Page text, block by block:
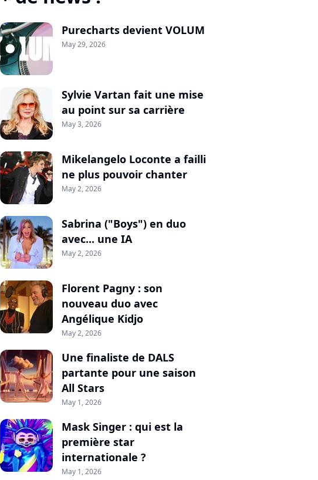
Purecharts devient VOLUM
May 29, 2026
Sylvie Vartan fait une mise
au point sur sa carrière
May 3, 2026
Mikelangelo Loconte a failli
ne plus pouvoir chanter
May 2, 2026
Sabrina ("Boys") en duo
avec... une IA
May 2, 2026
Florent Pagny : son
nouveau duo avec
Angélique Kidjo
May 2, 2026
Une finaliste de DALS
partante pour une saison
All Stars
May 1, 2026
Mask Singer : qui est la
première star
internationale ?
May 1, 2026